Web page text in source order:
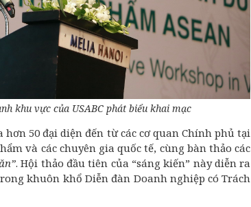
khu vực của USABC phát biểu khai mạc
50 đại diện đến từ các cơ quan Chính phủ tại
và các chuyên gia quốc tế, cùng bàn thảo các
. Hội thảo đầu tiên của “sáng kiến” này diễn ra
khuôn khổ Diễn đàn Doanh nghiệp có Trách